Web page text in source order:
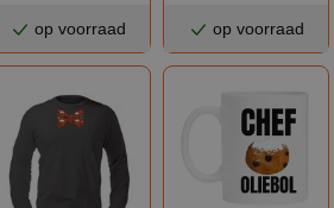
op voorraad op voorraad